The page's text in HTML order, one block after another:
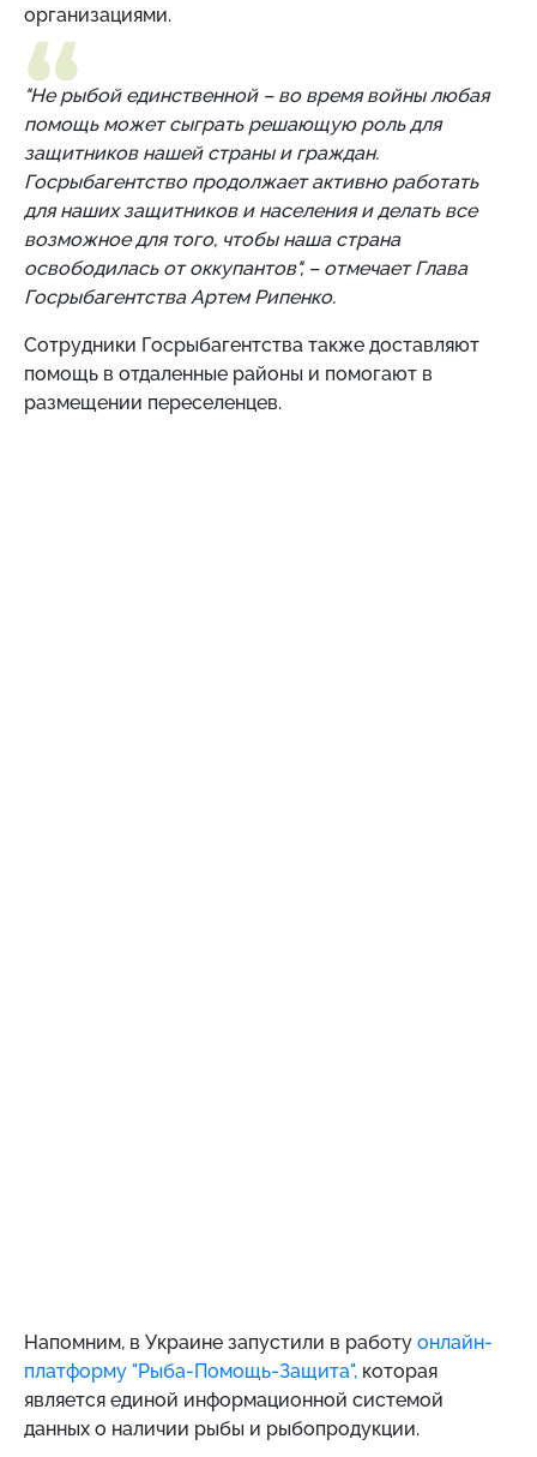
организациями.
"Не рыбой единственной – во время войны любая
помощь может сыграть решающую роль для
защитников нашей страны и граждан.
Госрыбагентство продолжает активно работать
для наших защитников и населения и делать все
возможное для того, чтобы наша страна
освободилась от оккупантов", – отмечает Глава
Госрыбагентства Артем Рипенко.
Сотрудники Госрыбагентства также доставляют
помощь в отдаленные районы и помогают в
размещении переселенцев.
Напомним, в Украине запустили в работу онлайн-
платформу "Рыба-Помощь-Защита", которая
является единой информационной системой
данных о наличии рыбы и рыбопродукции.